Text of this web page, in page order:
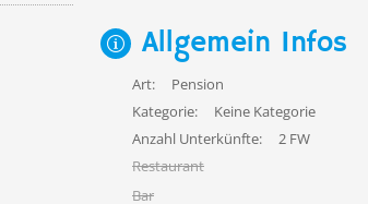
Allgemein Infos
Art:
Pension
Kategorie:
Keine Kategorie
Anzahl Unterkünfte:
2 FW
Restaurant
Bar